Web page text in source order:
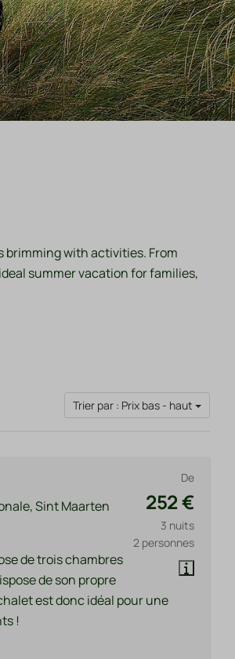
brimming with activities. From
summer vacation for families,
Trier par : Prix bas - haut
De
252 €
3 nuits
2 personnes
Sint Maarten
de trois chambres
de son propre
est donc idéal pour une
!